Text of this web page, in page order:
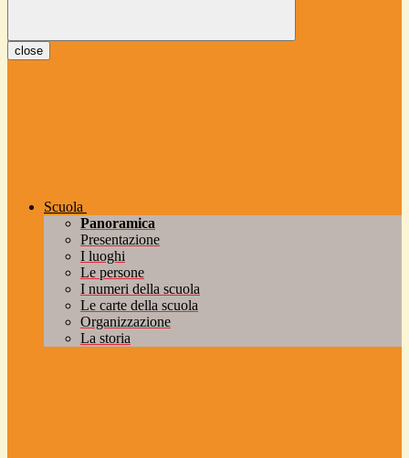
close
Scuola
Panoramica
Presentazione
I luoghi
Le persone
I numeri della scuola
Le carte della scuola
Organizzazione
La storia